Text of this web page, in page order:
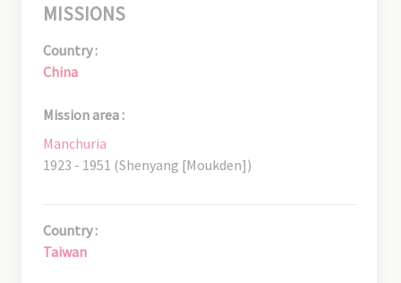
MISSIONS
Country :
China
Mission area :
Manchuria
1923 - 1951 (Shenyang [Moukden])
Country :
Taiwan